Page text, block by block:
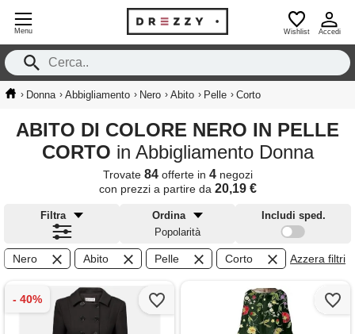
Menu Wishlist Accedi
› Donna › Abbigliamento › Nero › Abito › Pelle › Corto
ABITO DI COLORE NERO IN PELLE
CORTO in Abbigliamento Donna
Trovate 84offerte in 4negozi
con prezzi a partire da 20,19 €
Filtra
Ordina
Popolarità
Includi sped.
Nero Abito Pelle Corto Azzera filtri